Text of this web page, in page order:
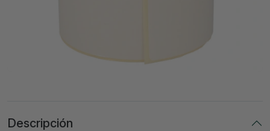
Descripción